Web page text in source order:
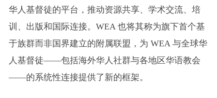
华人基督徒的平台，推动资源共享、学术交流、培
训、出版和国际连接。WEA 也将其称为旗下首个基
于族群而非国界建立的附属联盟，为 WEA 与全球华
人基督徒——包括海外华人社群与各地区华语教会
——的系统性连接提供了新的框架。